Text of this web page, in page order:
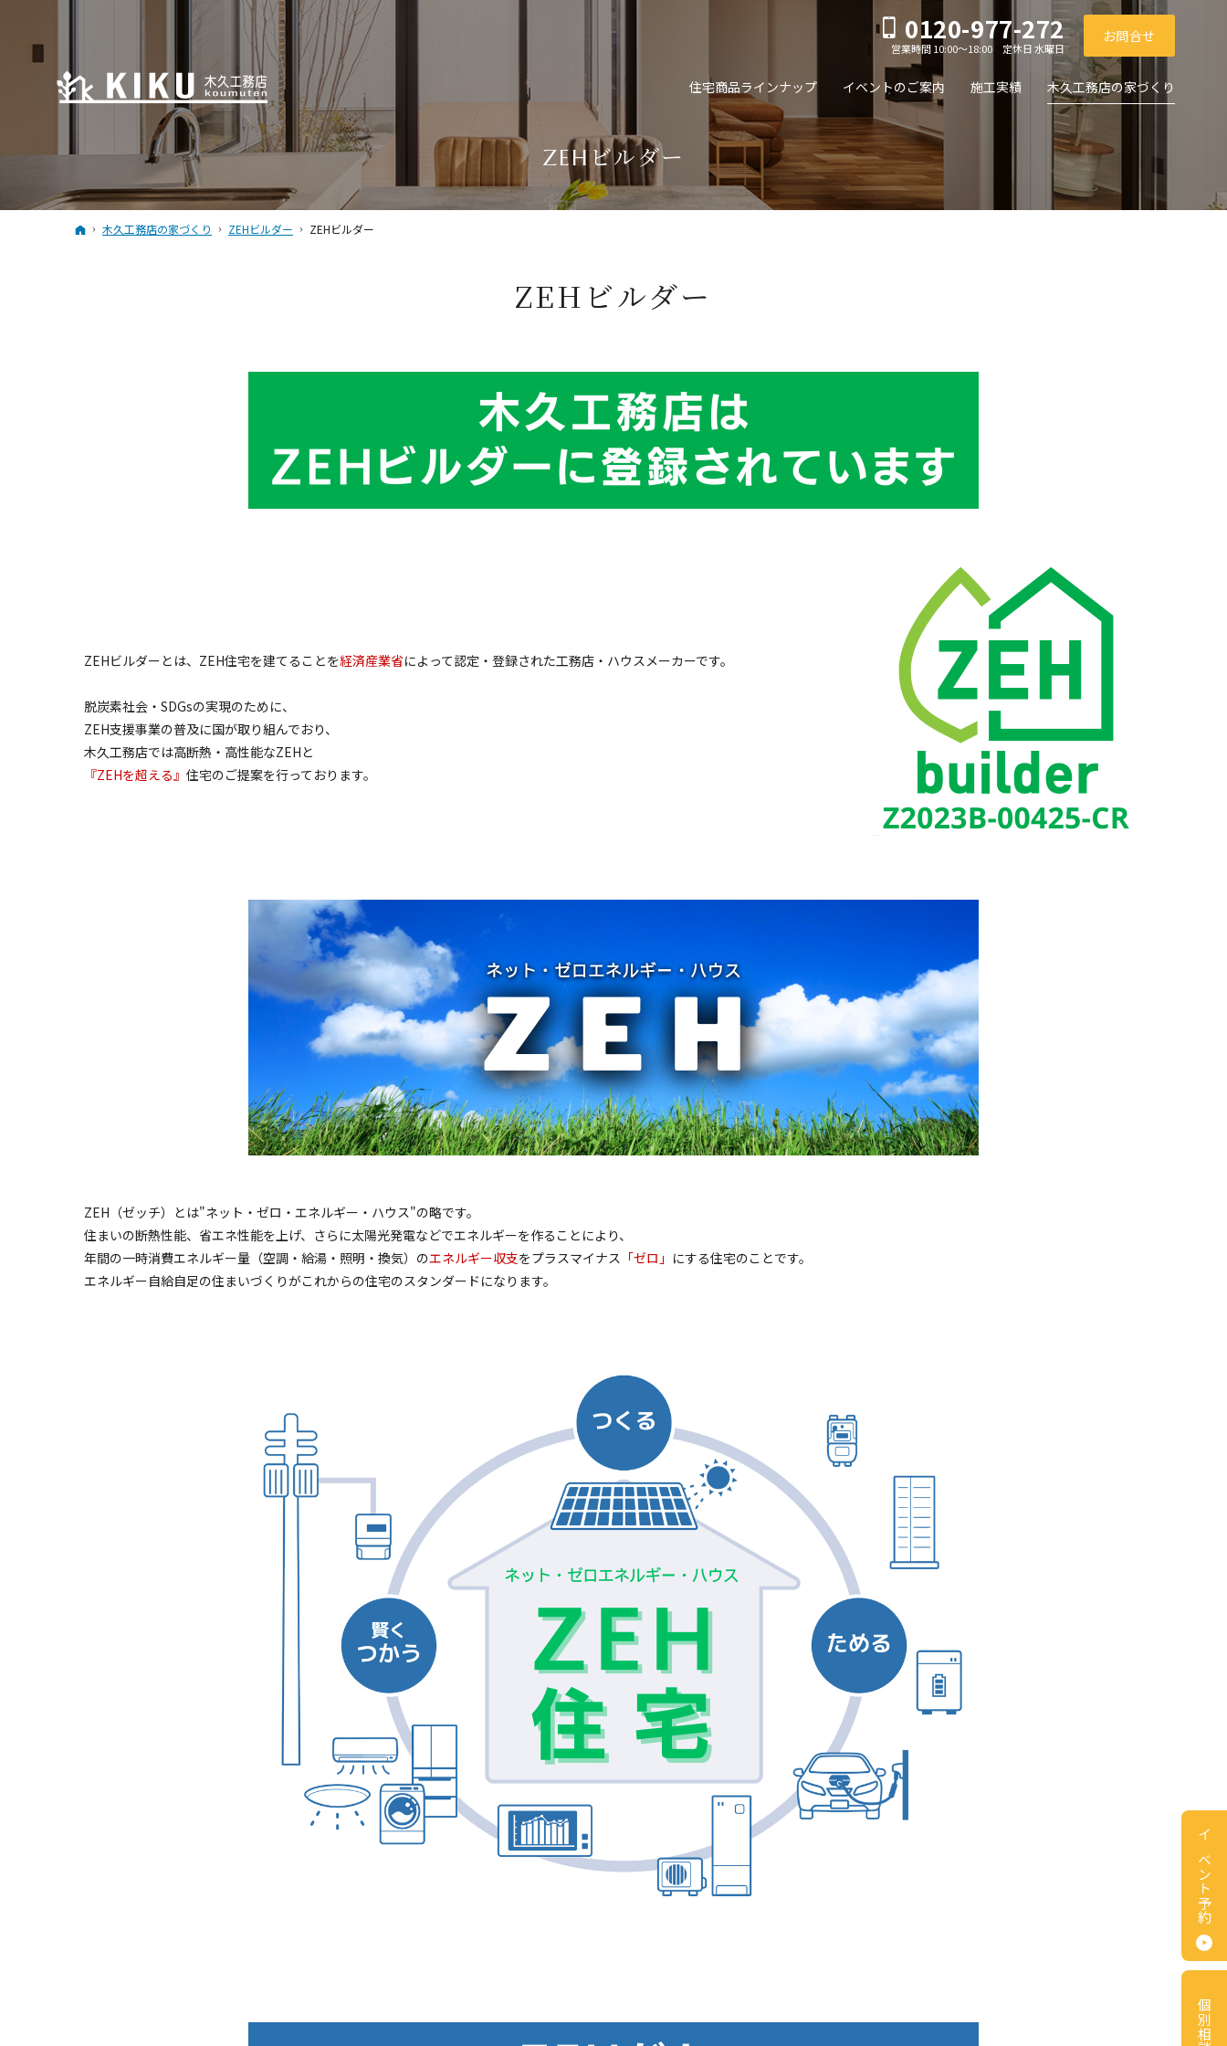
ZEHビルダー
ホーム
木久工務店の家づくり ZEHビルダー ZEHビルダー
ZEHビルダー
ZEHビルダーとは、ZEH住宅を建てることを経済産業省によって認定・登録された工務店・ハウスメーカーです。
脱炭素社会・SDGsの実現のために、
ZEH支援事業の普及に国が取り組んでおり、
木久工務店では高断熱・高性能なZEHと
『ZEHを超える』 住宅のご提案を行っております。
ZEH（ゼッチ）とは"ネット・ゼロ・エネルギー・ハウス"の略です。
住まいの断熱性能、省エネ性能を上げ、さらに太陽光発電などでエネルギーを作ることにより、
年間の一時消費エネルギー量（空調・給湯・照明・換気）のエネルギー収支をプラスマイナス 「ゼロ」 にする住宅のことです。
エネルギー自給自足の住まいづくりがこれからの住宅のスタンダードになります。
住宅商品ラインナップ イベントのご案内 施工実績 木久工務店の家づくり
0120-977-272
営業時間 10:00～18:00 定休日 水曜日
お問合せ
イベント予約